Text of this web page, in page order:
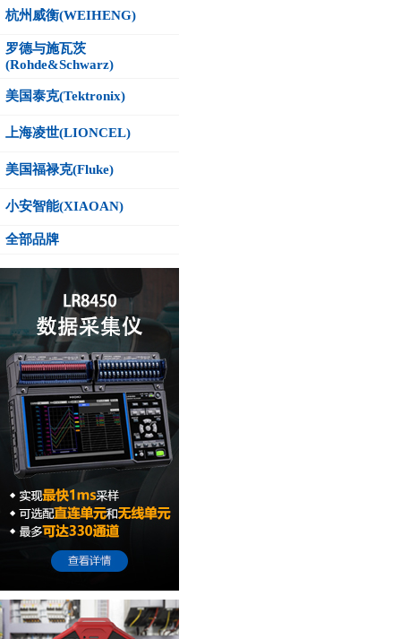
杭州威衡(WEIHENG)
罗德与施瓦茨
(Rohde&Schwarz)
美国泰克(Tektronix)
上海凌世(LIONCEL)
美国福禄克(Fluke)
小安智能(XIAOAN)
全部品牌